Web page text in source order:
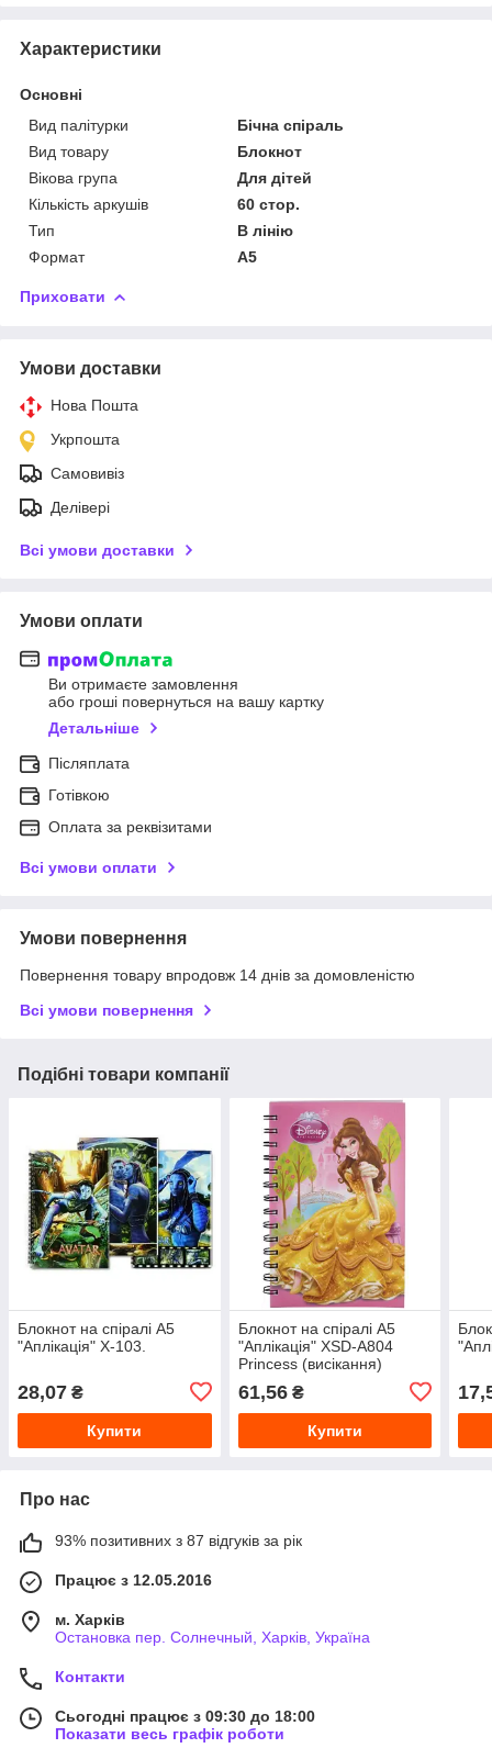
Характеристики
Основні
Вид палітурки
Бічна спіраль
Вид товару
Блокнот
Вікова група
Для дітей
Кількість аркушів
60 стор.
Тип
В лінію
Формат
A5
Приховати
Умови доставки
Нова Пошта
Укрпошта
Самовивіз
Делівері
Всі умови доставки
Умови оплати
Ви отримаєте замовлення
або гроші повернуться на вашу картку
Детальніше
Післяплата
Готівкою
Оплата за реквізитами
Всі умови оплати
Умови повернення
Повернення товару впродовж 14 днів за домовленістю
Всі умови повернення
Подібні товари компанії
Блокнот на спіралі A5
"Аплікація" X-103.
28,07 ₴
Купити
Блокнот на спіралі A5
"Аплікація" XSD-A804
Princess (висікання)
61,56₴
Купити
Про нас
93% позитивних з 87 відгуків за рік
Працює з 12.05.2016
м. Харків
Остановка пер. Солнечный, Харків, Україна
Контакти
Сьогодні працює з 09:30 до 18:00
Показати весь графік роботи